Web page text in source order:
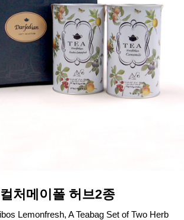
처메이폴 허브2종
Lemonfresh, A Teabag Set of Two Herb